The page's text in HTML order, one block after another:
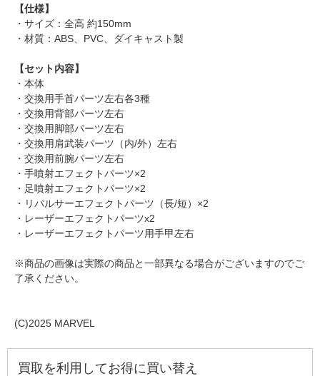
【仕様】
・サイズ：全高 約150mm
・材質：ABS、PVC、ダイキャスト製
【セット内容】
・本体
・交換用手首パーツ左右各3種
・交換用背部パーツ左右
・交換用脚部パーツ左右
・交換用肩武装パーツ（内/外）左右
・交換用前腕パーツ左右
・手噴射エフェクトパーツ×2
・足噴射エフェクトパーツ×2
・リパルサーエフェクトパーツ（長/短）×2
・レーザーエフェクトパーツx2
・レーザーエフェクトパーツ用手甲左右
※商品の画像は実際の商品と一部異なる場合がございますのでご
了承ください。
(C)2025 MARVEL
買取を利用してお得に買い替え